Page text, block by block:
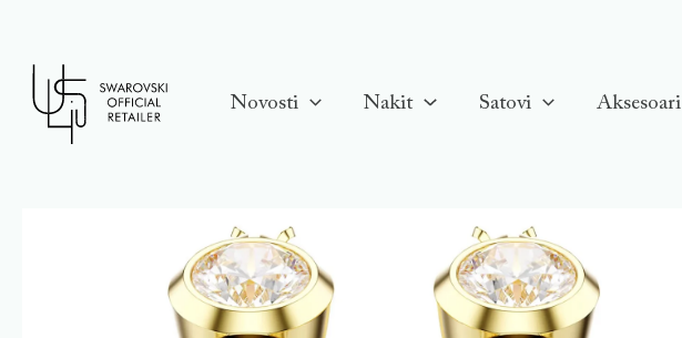
content
Novosti
Nakit Satovi Aksesoari